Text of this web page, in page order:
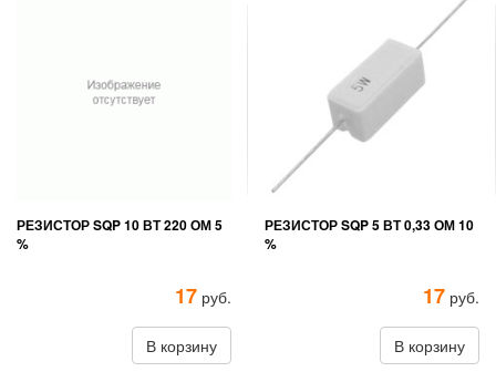
РЕЗИСТОР SQP 10 ВТ 220 ОМ 5
%
17 руб.
В корзину
РЕЗИСТОР SQP 5 ВТ 0,33 ОМ 10
%
17 руб.
В корзину